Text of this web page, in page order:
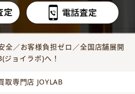
全／お客様負担ゼロ／全国店舗展開
ジョイラボ)へ！
取専門店 JOYLAB